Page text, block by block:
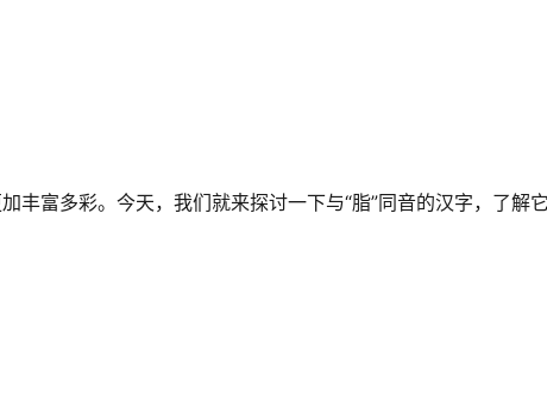
富多彩。今天，我们就来探讨一下与“脂”同音的汉字，了解